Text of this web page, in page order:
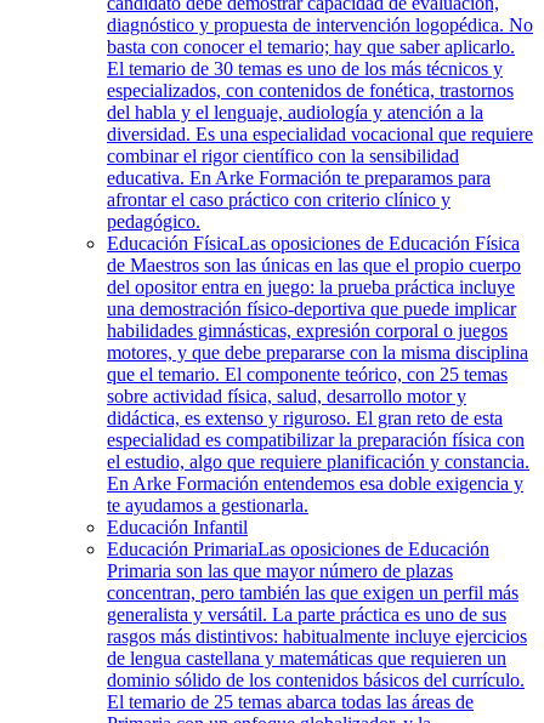
diagnóstico y propuesta de intervención logopédica. No
basta con conocer el temario; hay que saber aplicarlo.
El temario de 30 temas es uno de los más técnicos y
especializados, con contenidos de fonética, trastornos
del habla y el lenguaje, audiología y atención a la
diversidad. Es una especialidad vocacional que requiere
combinar el rigor científico con la sensibilidad
educativa. En Arke Formación te preparamos para
afrontar el caso práctico con criterio clínico y
pedagógico.
Educación FísicaLas oposiciones de Educación Física
de Maestros son las únicas en las que el propio cuerpo
del opositor entra en juego: la prueba práctica incluye
una demostración físico-deportiva que puede implicar
habilidades gimnásticas, expresión corporal o juegos
motores, y que debe prepararse con la misma disciplina
que el temario. El componente teórico, con 25 temas
sobre actividad física, salud, desarrollo motor y
didáctica, es extenso y riguroso. El gran reto de esta
especialidad es compatibilizar la preparación física con
el estudio, algo que requiere planificación y constancia.
En Arke Formación entendemos esa doble exigencia y
te ayudamos a gestionarla.
Educación Infantil
Educación PrimariaLas oposiciones de Educación
Primaria son las que mayor número de plazas
concentran, pero también las que exigen un perfil más
generalista y versátil. La parte práctica es uno de sus
rasgos más distintivos: habitualmente incluye ejercicios
de lengua castellana y matemáticas que requieren un
dominio sólido de los contenidos básicos del currículo.
El temario de 25 temas abarca todas las áreas de